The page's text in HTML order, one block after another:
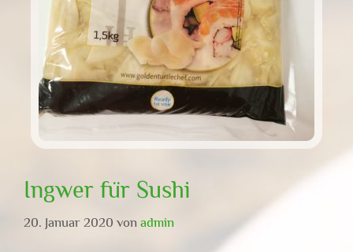
Ingwer für Sushi
20. Januar 2020 von admin